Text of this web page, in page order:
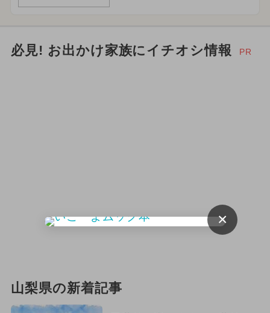
必見! お出かけ家族にイチオシ情報 PR
山梨県の新着記事
×